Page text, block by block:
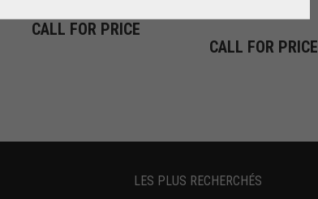
CALL FOR PRICE
CALL FOR PRICE
LES PLUS RECHERCHÉS